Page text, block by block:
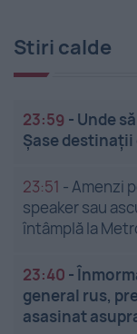
Stiri calde
23:59 - Unde
Șase
23:51 -Amenzi
speaker sau
întâmplă la
23:40 -
general rus,
asasinat